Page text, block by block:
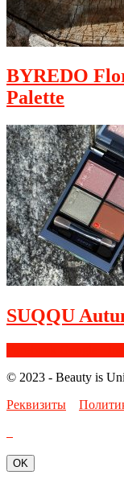
BYREDO
Palette
SUQQU
© 2023 - Beauty is
Реквизиты
OK